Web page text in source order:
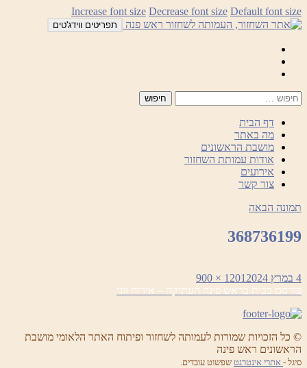
לדלג
לתוכן
Increase font size Decrease font size Default font size
תפריטים ווידג'טים
דף הבית
מה באתר
מושבת הראשונים
אודות עמותת השחזור
אירועים
צור קשר
תמונה הבאה
368736199
פורסם
בתאריך
4 במרץ 2024
מסך
מלא
1201 × 900
ניווט
פורסם בבית בראש פינה העתיקה – אירוח זוגי
© כל הזכויות שמורות לעמותה לשחזור ופיתוח האתר הלאומי מושבת
הראשונים ראש פינה
סיגל - אתרי אינטרנט שפשוט עובדים.